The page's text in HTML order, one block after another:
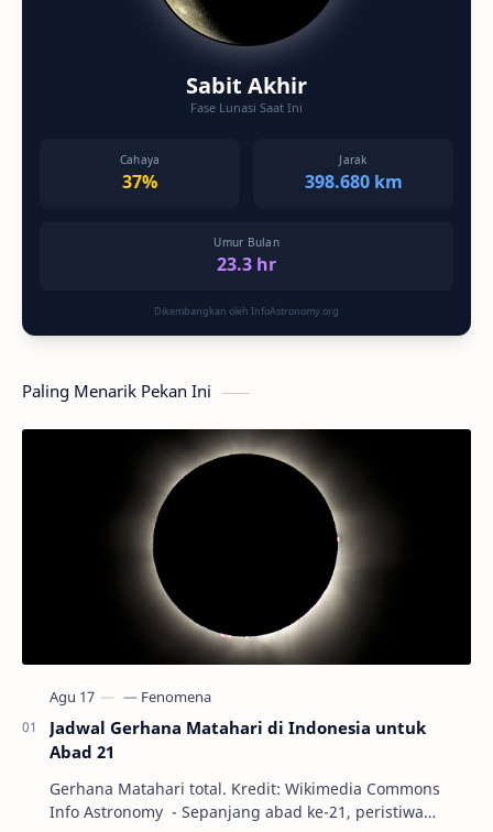
Sabit Akhir
Fase Lunasi Saat Ini
Cahaya
37%
Jarak
398.680 km
Umur Bulan
23.3 hr
Dikembangkan oleh InfoAstronomy.org
Paling Menarik Pekan Ini
Jadwal Gerhana Matahari di Indonesia untuk
Abad 21
Gerhana Matahari total. Kredit: Wikimedia Commons
Info Astronomy - Sepanjang abad ke-21, peristiwa